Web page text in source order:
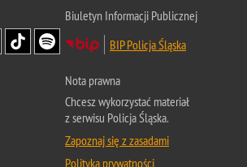
Biuletyn Informacji Publicznej
BIP Policja Śląska
Nota prawna
Chcesz wykorzystać materiał
z serwisu Policja Śląska.
Zapoznaj się z zasadami
Polityka prywatności